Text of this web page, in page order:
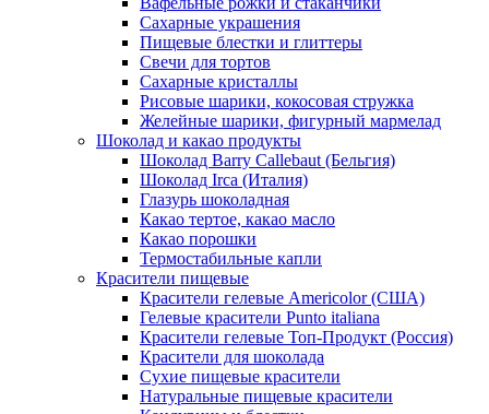
Сахарные украшения
Пищевые блестки и глиттеры
Свечи для тортов
Сахарные кристаллы
Рисовые шарики, кокосовая стружка
Желейные шарики, фигурный мармелад
Шоколад и какао продукты
Шоколад Barry Callebaut (Бельгия)
Шоколад Irca (Италия)
Глазурь шоколадная
Какао тертое, какао масло
Какао порошки
Термостабильные капли
Красители пищевые
Красители гелевые Americolor (США)
Гелевые красители Punto italiana
Красители гелевые Топ-Продукт (Россия)
Красители для шоколада
Сухие пищевые красители
Натуральные пищевые красители